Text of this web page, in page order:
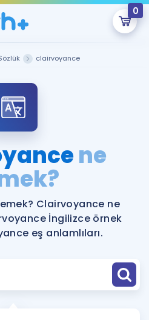
0
Hatırlamıyorum
Şu An Boş.
hazırlayacak onlarca eğitim seni
bekliyor!
İngilizce Gramer
clairvoyance
ne
Clairvoyance ne
İngilizce örnek
eş anlamlıları.